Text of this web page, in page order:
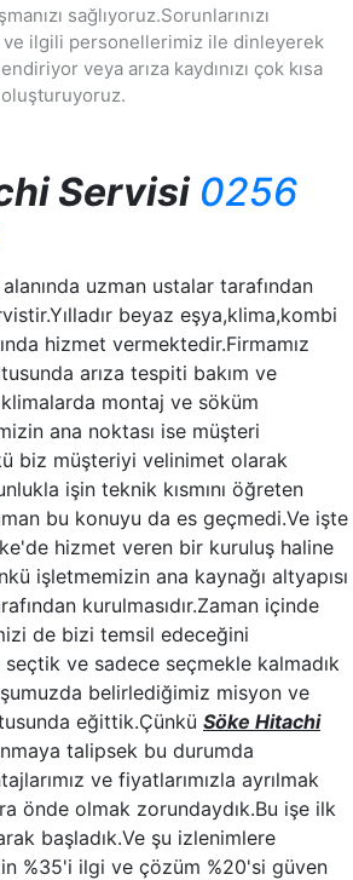
sağlıyoruz.Sorunlarınızı
ilgili personellerimiz ile dinleyerek
veya arıza kaydınızı çok kısa
Servisi 0256
uzman ustalar tarafından
beyaz eşya,klima,kombi
hizmet vermektedir.Firmamız
arıza tespiti bakım ve
montaj ve söküm
ana noktası ise müşteri
biz müşteriyi velinimet olarak
işin teknik kısmını öğreten
bu konuyu da es geçmedi.Ve işte
hizmet veren bir kuruluş haline
işletmemizin ana kaynağı altyapısı
kurulmasıdır.Zaman içinde
de bizi temsil edeceğini
ve sadece seçmekle kalmadık
belirlediğimiz misyon ve
eğittik.Çünkü Söke Hitachi
talipsek bu durumda
ve fiyatlarımızla ayrılmak
önde olmak zorundaydık.Bu işe ilk
başladık.Ve şu izlenimlere
%35'i ilgi ve çözüm %20'si güven